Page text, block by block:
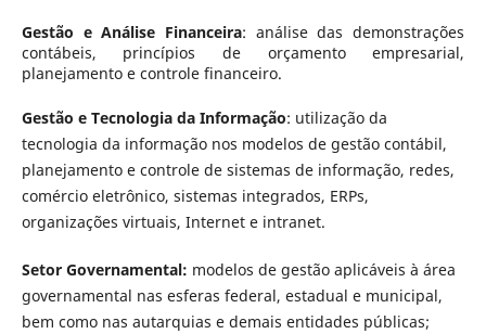
Gestão e Análise Financeira: análise das demonstrações
contábeis, princípios de orçamento empresarial,
planejamento e controle financeiro.
Gestão e Tecnologia da Informação: utilização da
tecnologia da informação nos modelos de gestão contábil,
planejamento e controle de sistemas de informação, redes,
comércio eletrônico, sistemas integrados, ERPs,
organizações virtuais, Internet e intranet.
Setor Governamental: modelos de gestão aplicáveis à área
governamental nas esferas federal, estadual e municipal,
bem como nas autarquias e demais entidades públicas;